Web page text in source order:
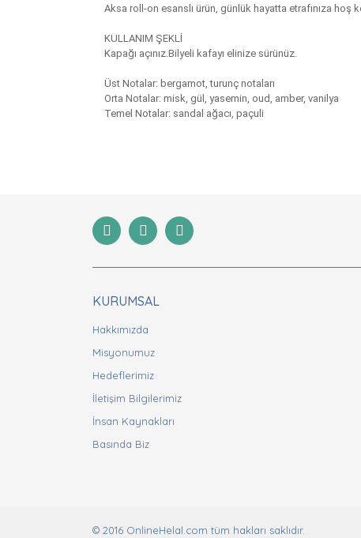
Aksa roll-on esanslı ürün, günlük hayatta etrafınıza hoş
KULLANIM ŞEKLİ
Kapağı açınız.Bilyeli kafayı elinize sürünüz.
Üst Notalar: bergamot, turunç notaları
Orta Notalar: misk, gül, yasemin, oud, amber, vanilya
Temel Notalar: sandal ağacı, paçuli
Ürün açıklamasında eksik bilgiler bulunuyor.
Bu ürüne benzer farklı alternatifler olmalı.
KURUMSAL
Hakkımızda
Misyonumuz
Hedeflerimiz
İletişim Bilgilerimiz
İnsan Kaynakları
Basında Biz
© 2016 OnlineHelal.com tüm hakları saklıdır.